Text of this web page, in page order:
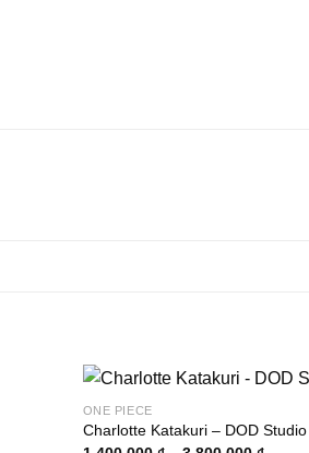
ONE PIECE
Charlotte Katakuri – DOD Studio